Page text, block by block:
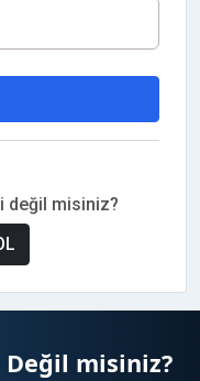
değil misiniz?
Değil misiniz?